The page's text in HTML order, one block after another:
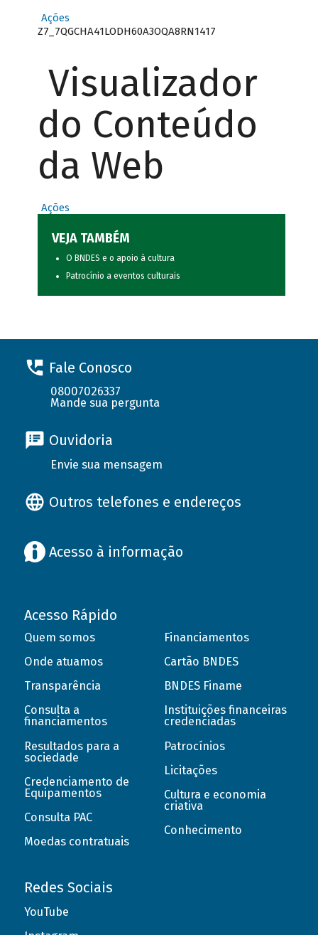
Ações
Z7_7QGCHA41LODH60A3OQA8RN1417
Visualizador
do Conteúdo
da Web
Ações
VEJA TAMBÉM
O BNDES e o apoio à cultura
Patrocínio a eventos culturais
Fale Conosco
08007026337
Mande sua pergunta
Ouvidoria
Envie sua mensagem
Outros telefones e endereços
Acesso à informação
Acesso Rápido
Quem somos
Onde atuamos
Transparência
Consulta a
financiamentos
Resultados para a
sociedade
Credenciamento de
Equipamentos
Consulta PAC
Moedas contratuais
Financiamentos
Cartão BNDES
BNDES Finame
Instituições financeiras
credenciadas
Patrocínios
Licitações
Cultura e economia
criativa
Conhecimento
Redes Sociais
YouTube